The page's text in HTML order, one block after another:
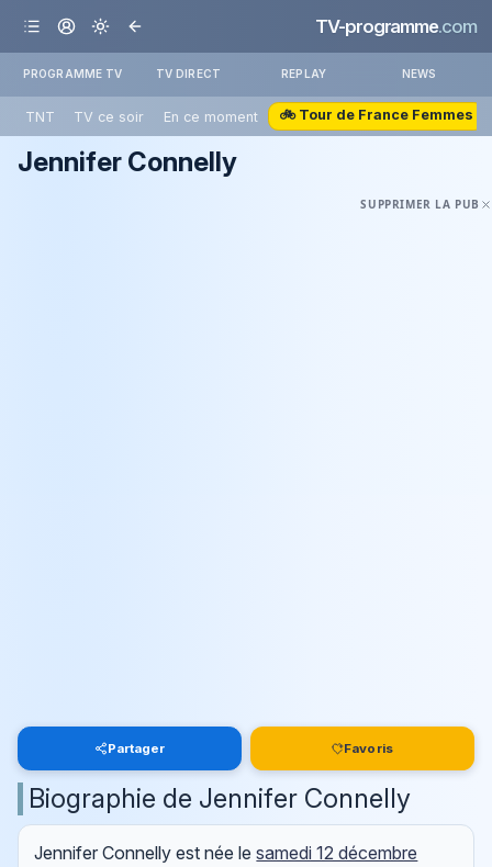
TV-programme.com
PROGRAMME TV TV DIRECT REPLAY NEWS
TNT TV ce soir En ce moment 🚲 Tour de France Femmes
Jennifer Connelly
SUPPRIMER LA PUB
Partager Favoris
Biographie de Jennifer Connelly
Jennifer Connelly est née lesamedi 12 décembre